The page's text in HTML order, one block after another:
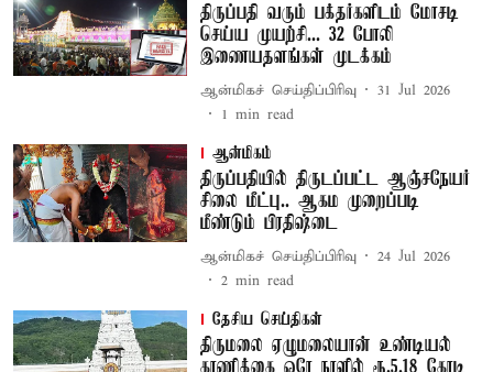
திருப்பதி வரும் பக்தர்களிடம் மோசடி
செய்ய முயற்சி... 32 போலி
இணையதளங்கள் முடக்கம்
ஆன்மிகச் செய்திப்பிரிவு
31 Jul 2026
1 min read
ஆன்மிகம்
திருப்பதியில் திருடப்பட்ட ஆஞ்சநேயர்
சிலை மீட்பு.. ஆகம முறைப்படி
மீண்டும் பிரதிஷ்டை
ஆன்மிகச் செய்திப்பிரிவு
24 Jul 2026
2 min read
தேசிய செய்திகள்
திருமலை ஏழுமலையான் உண்டியல்
காணிக்கை ஒரே நாளில் ரூ.5.18 கோடி